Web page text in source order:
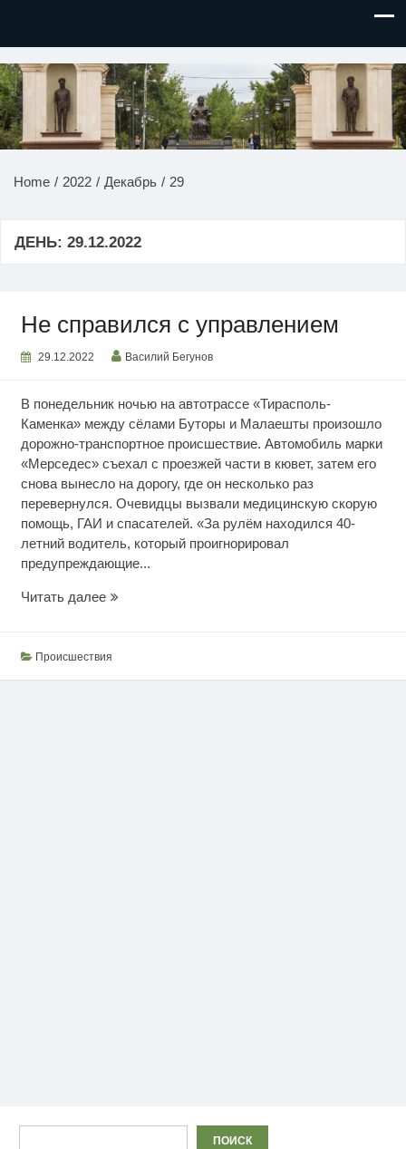
НОВОСТИ ПРИДНЕСТРОВЬЯ
Home 2022 Декабрь 29
ДЕНЬ: 29.12.2022
Не справился с управлением
29.12.2022 Василий Бегунов
В понедельник ночью на автотрассе «Тирасполь-
Каменка» между сёлами Буторы и Малаешты произошло
дорожно-транспортное происшествие. Автомобиль марки
«Мерседес» съехал с проезжей части в кювет, затем его
снова вынесло на дорогу, где он несколько раз
перевернулся. Очевидцы вызвали медицинскую скорую
помощь, ГАИ и спасателей. «За рулём находился 40-
летний водитель, который проигнорировал
предупреждающие...
Читать далееНе
управлением
Происшествия
ПОИСК